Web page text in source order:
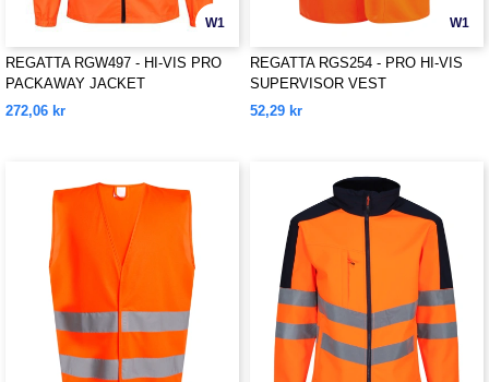
W1
REGATTA RGW497 - HI-VIS PRO
PACKAWAY JACKET
272,06 kr
W1
REGATTA RGS254 - PRO HI-VIS
SUPERVISOR VEST
52,29 kr